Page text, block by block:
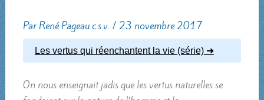
ParRené Pageau c.s.v. / 23 novembre 2017
Les vertus qui réenchantent la vie (série)
On nous enseignait jadis que les vertus naturelles se